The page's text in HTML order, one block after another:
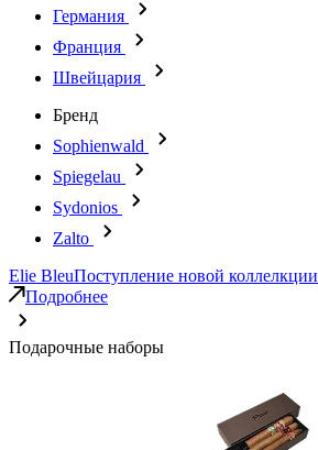
Германия
Франция
Швейцария
Бренд
Sophienwald
Spiegelau
Sydonios
Zalto
Elie BleuПоступление новой коллелкции
Подробнее
Подарочные наборы